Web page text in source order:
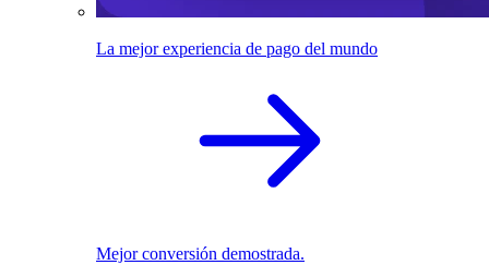
La mejor experiencia de pago del mundo
Mejor conversión demostrada.